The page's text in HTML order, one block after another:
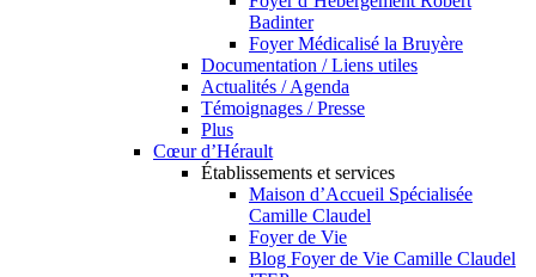
Badinter
Foyer Médicalisé la Bruyère
Documentation / Liens utiles
Actualités / Agenda
Témoignages / Presse
Plus
Cœur d’Hérault
Établissements et services
Maison d’Accueil Spécialisée
Camille Claudel
Foyer de Vie
Blog Foyer de Vie Camille Claudel